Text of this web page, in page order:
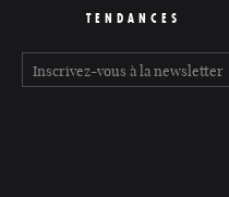
TENDANCES